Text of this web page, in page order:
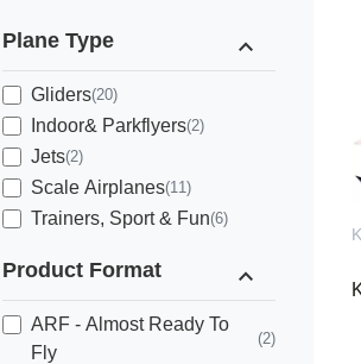
Plane Type expand_less
Gliders(20)
Indoor& Parkflyers(2)
Jets(2)
Scale Airplanes(11)
Trainers, Sport & Fun(6)
Product Format expand_less
ARF - Almost Ready To
Fly
(2)